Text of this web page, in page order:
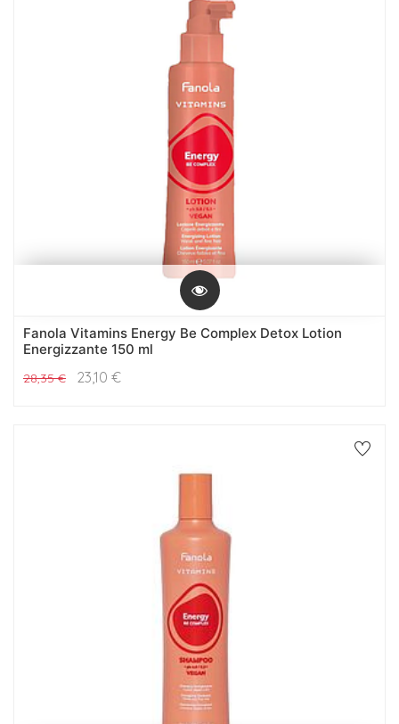
Fanola Vitamins Energy Be Complex Detox Lotion
Energizzante 150 ml
28,35€ 23,10 €